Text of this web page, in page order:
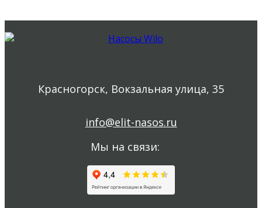
Красногорск, Вокзальная улица, 35
info@elit-nasos.ru
Мы на связи: